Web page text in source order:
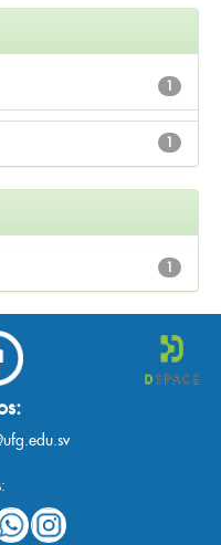
1
1
1